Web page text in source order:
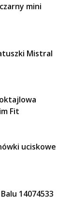
mini
Mistral
Fit
uciskowe
14074533